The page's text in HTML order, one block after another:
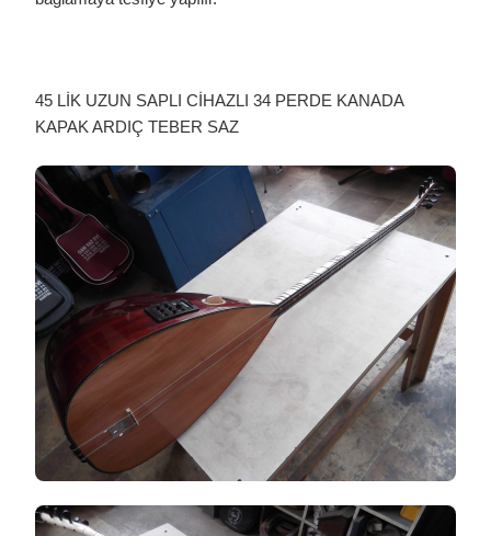
45 LİK UZUN SAPLI CİHAZLI 34 PERDE KANADA
KAPAK ARDIÇ TEBER SAZ